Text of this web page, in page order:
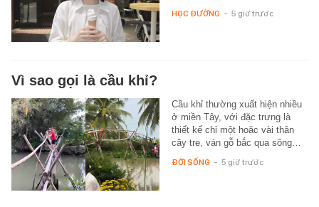
HỌC ĐƯỜNG - 5 giờ trước
Vì sao gọi là cầu khỉ?
Cầu khỉ thường xuất hiện nhiều
ở miền Tây, với đặc trưng là
thiết kế chỉ một hoặc vài thân
cây tre, ván gỗ bắc qua sông…
ĐỜI SỐNG - 5 giờ trước